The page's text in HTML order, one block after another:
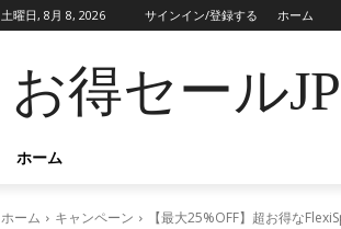
土曜日, 8月 8, 2026 サインイン/登録する ホーム
お得セールJP
ホーム
ホーム キャンペーン 【最大25%OFF】超お得な